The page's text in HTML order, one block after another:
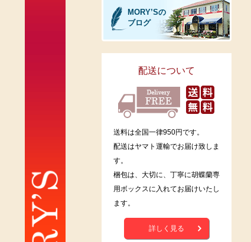
MORY’Sの
ブログ
配送について
送料は全国一律950円です。
配送はヤマト運輸でお届け致しま
す。
梱包は、大切に、丁寧に胡蝶蘭専
用ボックスに入れてお届けいたし
ます。
詳しく見る